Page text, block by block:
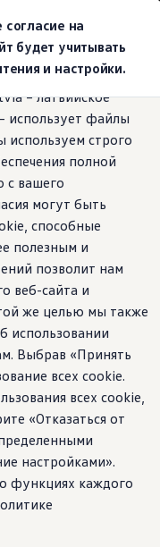
согласие на
будет учитывать
и настройки.
– латвийское
использует файлы
строго
полной
с вашего
могут быть
способные
полезным и
позволит нам
веб-сайта и
же целью мы также
использовании
Выбрав «Принять
всех cookie.
всех cookie,
«Отказаться от
настройками».
функциях каждого
внедорожников
Volkswagen
вашего нового
словами
жидкости
поломках